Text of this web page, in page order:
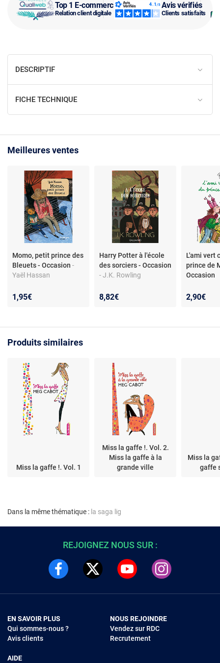
Top 1 E-commerce
Relation client digitale
Avis vérifiés
Clients satisfaits
DESCRIPTIF
FICHE TECHNIQUE
Meilleures ventes
Momo, petit prince des
Bleuets - Occasion -
Yaël Hassan
1,95€
Harry Potter à l'école
des sorciers - Occasion
- J.K. Rowling
8,82€
L'ami vert
prince de
Occasion
2,90€
Produits similaires
Miss la gaffe !. Vol. 1
Miss la gaffe !. Vol. 2.
Miss la gaffe à la
grande ville
Miss la
gaffe
Dans la même thématique : la saga lig
REJOIGNEZ NOUS SUR :
EN SAVOIR PLUS
Qui sommes-nous ?
Avis clients
AIDE
NOUS REJOINDRE
Vendez sur RDC
Recrutement